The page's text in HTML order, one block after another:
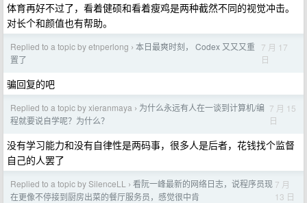
体育再好不过了，看着健硕和看着瘦鸡是两种截然不同的视觉冲击。
对长个和颜值也有帮助。
Replied to a topic by etnperlong › 本日最爽时刻， Codex 又又又重
置了
7 月 17
日
骗回复的吧
Replied to a topic by xieranmaya › 为什么永远有人在一谈到计算机/编
程就要说自学呢？为什么？
7 月 15
日
没有学习能力和没有自律性是两码事，很多人是后者，花钱找个监督
自己的人罢了
Replied to a topic by SilenceLL › 看阮一峰最新的网络日志，说程序员现
在更像不停接到厨房出菜的餐厅服务员，感觉很中肯
7 月
13 日